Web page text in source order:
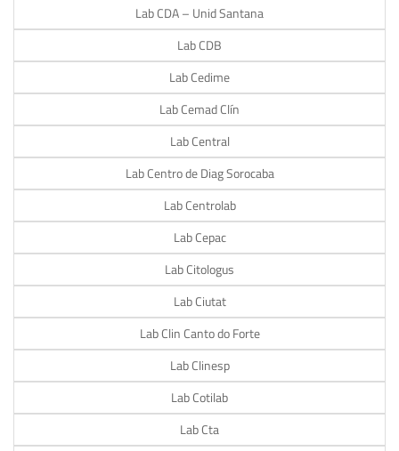
Lab CDA – Unid Santana
Lab CDB
Lab Cedime
Lab Cemad Clín
Lab Central
Lab Centro de Diag Sorocaba
Lab Centrolab
Lab Cepac
Lab Citologus
Lab Ciutat
Lab Clin Canto do Forte
Lab Clinesp
Lab Cotilab
Lab Cta